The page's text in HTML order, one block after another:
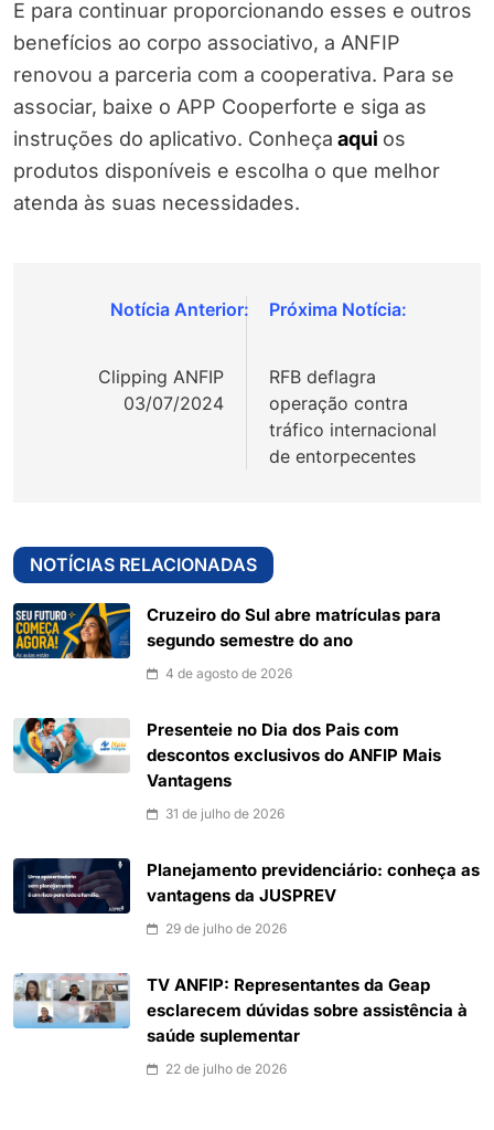
E para continuar proporcionando esses e outros
benefícios ao corpo associativo, a ANFIP
renovou a parceria com a cooperativa. Para se
associar, baixe o APP Cooperforte e siga as
instruções do aplicativo. Conheça aqui os
produtos disponíveis e escolha o que melhor
atenda às suas necessidades.
Navegação
Clipping ANFIP
03/07/2024
RFB deflagra
operação contra
tráfico internacional
de entorpecentes
NOTÍCIAS RELACIONADAS
Cruzeiro do Sul abre matrículas para
segundo semestre do ano
4 de agosto de 2026
Presenteie no Dia dos Pais com
descontos exclusivos do ANFIP Mais
Vantagens
31 de julho de 2026
Planejamento previdenciário: conheça as
vantagens da JUSPREV
29 de julho de 2026
TV ANFIP: Representantes da Geap
esclarecem dúvidas sobre assistência à
saúde suplementar
22 de julho de 2026